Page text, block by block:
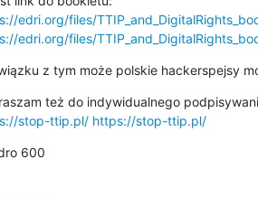
edri.org/files/
edri.org/files/
z tym może polskie hackerspejsy
stop-ttip.pl/ https://stop-ttip.pl/
600